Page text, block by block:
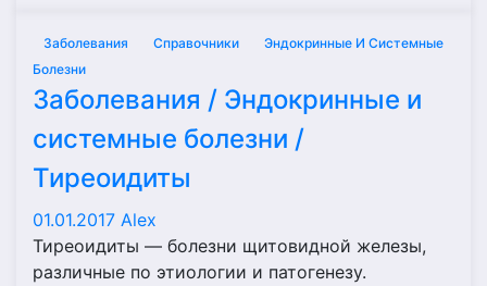
Заболевания Справочники
Эндокринные И Системные
Болезни
Заболевания / Эндокринные и
системные болезни /
Тиреоидиты
01.01.2017 Alex
Тиреоидиты — болезни щитовидной железы,
различные по этиологии и патогенезу.